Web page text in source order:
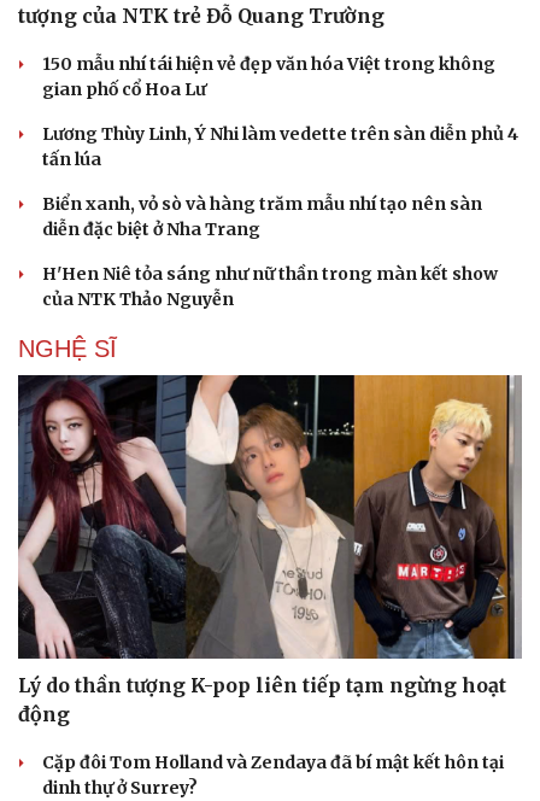
Tư vấn
Săn Tour
check-in
Câu chuyện thời sự
Hạt giống tâm hồn
tượng của NTK trẻ Đỗ Quang Trường
150 mẫu nhí tái hiện vẻ đẹp văn hóa Việt trong không
gian phố cổ Hoa Lư
Lương Thùy Linh, Ý Nhi làm vedette trên sàn diễn phủ 4
tấn lúa
Biển xanh, vỏ sò và hàng trăm mẫu nhí tạo nên sàn
diễn đặc biệt ở Nha Trang
H'Hen Niê tỏa sáng như nữ thần trong màn kết show
của NTK Thảo Nguyễn
NGHỆ SĨ
Lý do thần tượng K-pop liên tiếp tạm ngừng hoạt
động
Cặp đôi Tom Holland và Zendaya đã bí mật kết hôn tại
dinh thự ở Surrey?